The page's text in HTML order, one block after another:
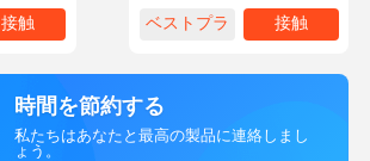
接触
ベストプラ
接触
時間を節約する
私たちはあなたと最高の製品に連絡しまし
ょう。